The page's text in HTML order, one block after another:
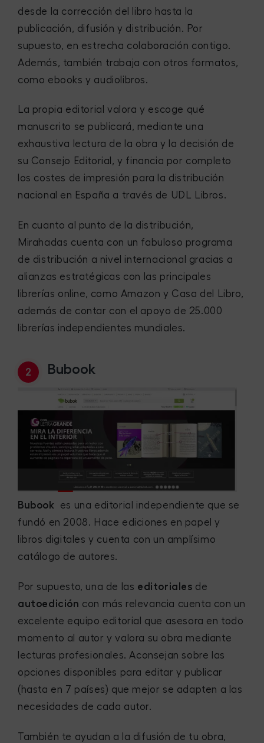
desde la corrección del libro hasta la
publicación, difusión y distribución. Por
supuesto, en estrecha colaboración contigo.
Además, también trabaja con otros formatos,
como ebooks y audiolibros.
La propia editorial valora y escoge qué
manuscrito se publicará, mediante una
exhaustiva lectura de la obra y la decisión de
su Consejo Editorial, y financia por completo
los costes de impresión para la distribución
nacional en España a través de UDL Libros.
En cuanto al punto de la distribución,
Mirahadas cuenta con un fabuloso programa
de distribución a nivel internacional gracias a
alianzas estratégicas con las principales
librerías online, como Amazon y Casa del Libro,
además de contar con el apoyo de 25.000
librerías independientes mundiales.
Bubook
Bubook es una editorial independiente que se
fundó en 2008. Hace ediciones en papel y
libros digitales y cuenta con un amplísimo
catálogo de autores.
Por supuesto, una de las editoriales de
autoedición con más relevancia cuenta con un
excelente equipo editorial que asesora en todo
momento al autor y valora su obra mediante
lecturas profesionales. Aconsejan sobre las
opciones disponibles para editar y publicar
(hasta en 7 países) que mejor se adapten a las
necesidades de cada autor.
También te ayudan a la difusión de tu obra,